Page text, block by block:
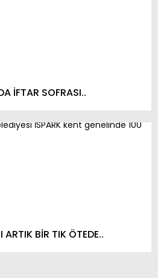
İFTAR SOFRASI..
ARTIK BİR TIK ÖTEDE..